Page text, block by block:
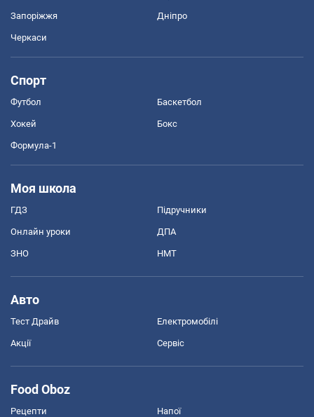
Запоріжжя Дніпро
Черкаси
Спорт
Футбол Баскетбол
Хокей Бокс
Формула-1
Моя школа
ГДЗ Підручники
Онлайн уроки ДПА
ЗНО НМТ
Авто
Тест Драйв Електромобілі
Акції Сервіс
Food Oboz
Рецепти Напої